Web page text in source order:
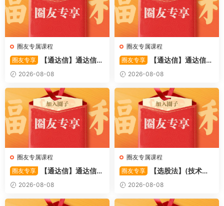
圈友专属课程
圈友专享
【通达信】通达信
〖备战龙妖〗副图/选股 精准
捕捉龙头启动进场信号 源码
2026-08-08
圈友专属课程
圈友专享
【通达信】通达信
〖重心突破〗主副图/选股 捕
捉股价在特定形态下的反转与
启动信号 源码
2026-08-08
圈友专属课程
圈友专享
【通达信】通达信
〖萧啸双通道〗主图指标 研判
股价运行通道、捕捉短线买卖
时机 源码
2026-08-08
圈友专属课程
圈友专享
【选股法】(技术篇)
强势个股选股法操作理念、策
略与工具（上下）视频课程 共
2个视频
2026-08-08